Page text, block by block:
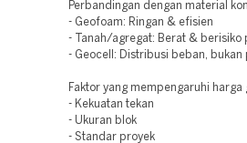
Perbandingan dengan material
- Geofoam: Ringan & efisien
- Tanah/agregat: Berat & berisiko
- Geocell: Distribusi beban, bukan
Faktor yang mempengaruhi harga
- Kekuatan tekan
- Ukuran blok
- Standar proyek